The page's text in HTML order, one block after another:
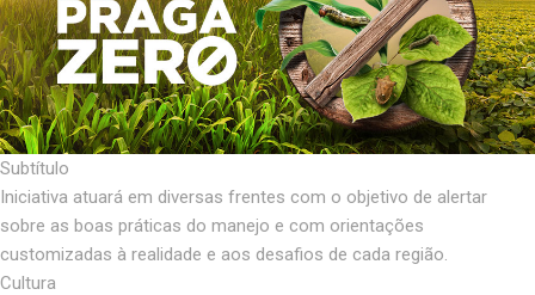
Subtítulo
Iniciativa atuará em diversas frentes com o objetivo de alertar
sobre as boas práticas do manejo e com orientações
customizadas à realidade e aos desafios de cada região.
Cultura